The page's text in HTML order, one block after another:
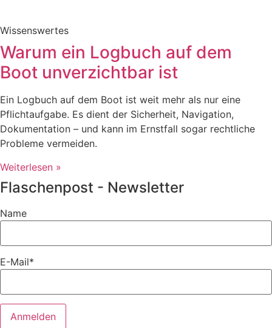
Wissenswertes
Warum ein Logbuch auf dem
Boot unverzichtbar ist
Ein Logbuch auf dem Boot ist weit mehr als nur eine
Pflichtaufgabe. Es dient der Sicherheit, Navigation,
Dokumentation – und kann im Ernstfall sogar rechtliche
Probleme vermeiden.
Weiterlesen »
Flaschenpost - Newsletter
Name
E-Mail*